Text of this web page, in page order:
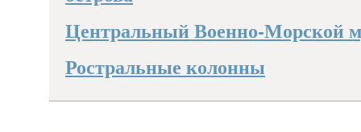
Центральный Военно-Морской
Ростральные колонны